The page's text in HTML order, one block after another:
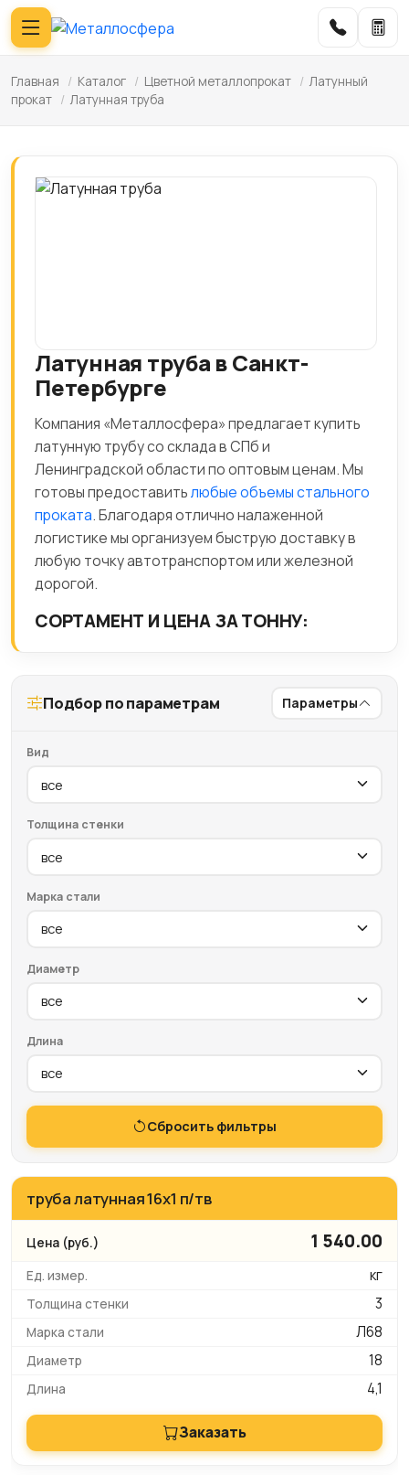
Главная / Каталог / Цветной металлопрокат / Латунный
прокат / Латунная труба
Латунная труба в Санкт-
Петербурге
Компания «Металлосфера» предлагает купить
латунную трубу со склада в СПб и
Ленинградской области по оптовым ценам. Мы
готовы предоставитьлюбые объемы стального
проката. Благодаря отлично налаженной
логистике мы организуем быструю доставку в
любую точку автотранспортом или железной
дорогой.
СОРТАМЕНТ И ЦЕНА ЗА ТОННУ:
Подбор по параметрам Параметры
Вид
Толщина стенки
Марка стали
Диаметр
Длина
Сбросить фильтры
труба латунная 16х1 п/тв
1 540.00
кг
3
Л68
18
4,1
Заказать